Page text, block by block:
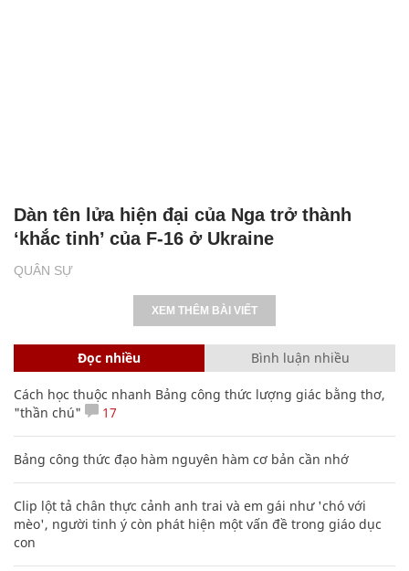
QUÂN SỰ
Dàn tên lửa hiện đại của Nga trở thành
‘khắc tinh’ của F-16 ở Ukraine
XEM THÊM BÀI VIẾT
Đọc nhiều Bình luận nhiều
Cách học thuộc nhanh Bảng công thức lượng giác bằng thơ,
"thần chú"
17
Bảng công thức đạo hàm nguyên hàm cơ bản cần nhớ
Clip lột tả chân thực cảnh anh trai và em gái như 'chó với
mèo', người tinh ý còn phát hiện một vấn đề trong giáo dục
con